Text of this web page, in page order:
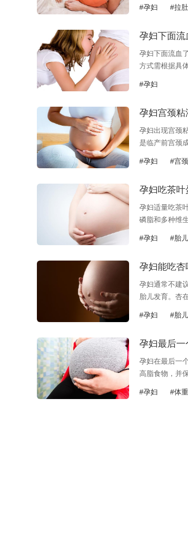
#孕妇 #拉
孕妇下面
孕妇下面流血
方式需根据具
#孕妇
孕妇宫颈粘
孕妇出现宫颈
是临产前宫颈
#孕妇 #宫颈
孕妇吃茶叶
孕妇适量吃茶
磷脂和多种维
#孕妇 #胎儿
孕妇能吃
孕妇通常不建
胎儿发育。杏
#孕妇 #胎儿
孕妇最后一
孕妇在最后一
高脂食物，并
#孕妇 #体重